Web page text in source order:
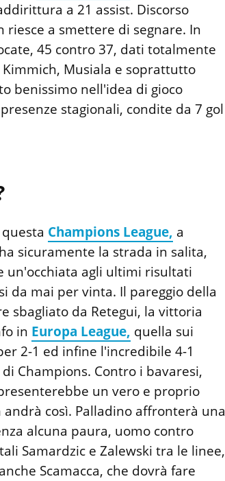
a 21 assist. Discorso
riesce a smettere di segnare. In
45 contro 37, dati totalmente
Musiala e soprattutto
benissimo nell'idea di gioco
stagionali, condite da 7 gol
Champions League, a
sicuramente la strada in salita,
un'occhiata agli ultimi risultati
da mai per vinta. Il pareggio della
sbagliato da Retegui, la vittoria
in Europa League, quella sui
2-1 ed infine l'incredibile 4-1
Champions. Contro i bavaresi,
un vero e proprio
così. Palladino affronterà una
alcuna paura, uomo contro
Samardzic e Zalewski tra le linee,
Scamacca, che dovrà fare